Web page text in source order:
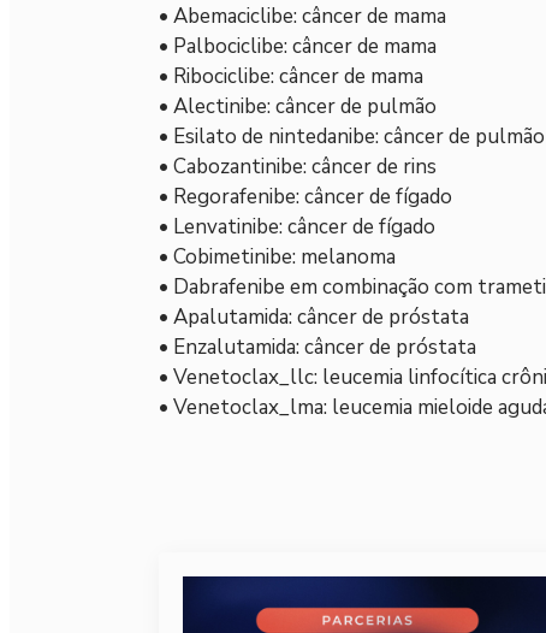
• Abemaciclibe: câncer de mama
• Palbociclibe: câncer de mama
• Ribociclibe: câncer de mama
• Alectinibe: câncer de pulmão
• Esilato de nintedanibe: câncer de pulmão
• Cabozantinibe: câncer de rins
• Regorafenibe: câncer de fígado
• Lenvatinibe: câncer de fígado
• Cobimetinibe: melanoma
• Dabrafenibe em combinação com
• Apalutamida: câncer de próstata
• Enzalutamida: câncer de próstata
• Venetoclax_llc: leucemia linfocítica
• Venetoclax_lma: leucemia mieloide